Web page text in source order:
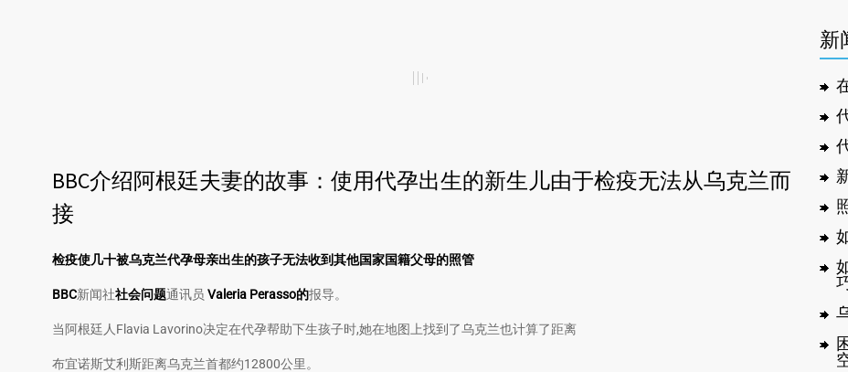
BBC介绍阿根廷夫妻的故事：使用代孕出生的新生儿由于检疫无法从乌克兰而
接
检疫使几十被乌克兰代孕母亲出生的孩子无法收到其他国家国籍父母的照管
ВВС新闻社社会问题通讯员 Valeria Perasso的报导。
当阿根廷人Flavia Lavorino决定在代孕帮助下生孩子时,她在地图上找到了乌克兰也计算了距离
布宜诺斯艾利斯距离乌克兰首都约12800公里。
新